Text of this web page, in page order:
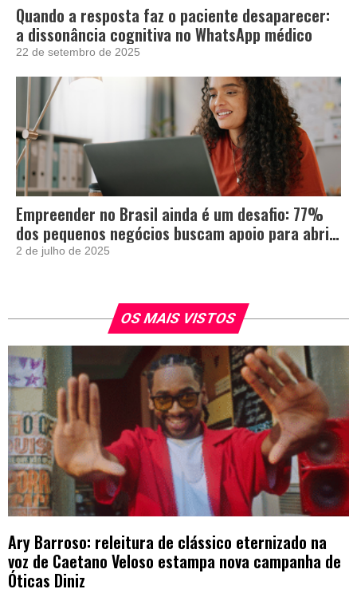
Quando a resposta faz o paciente desaparecer:
a dissonância cognitiva no WhatsApp médico
22 de setembro de 2025
Empreender no Brasil ainda é um desafio: 77%
dos pequenos negócios buscam apoio para abrir
e crescer
2 de julho de 2025
OS MAIS VISTOS
Ary Barroso: releitura de clássico eternizado na
voz de Caetano Veloso estampa nova campanha de
Óticas Diniz